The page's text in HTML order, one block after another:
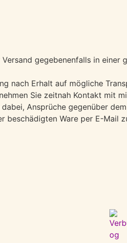
gegebenenfalls in einer
nach Erhalt auf mögliche
Sie zeitnah Kontakt mit
Ansprüche gegenüber
Ware per E-Mail